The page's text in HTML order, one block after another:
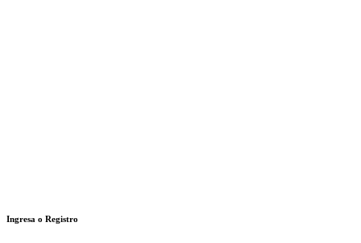
Ingresa o Registro